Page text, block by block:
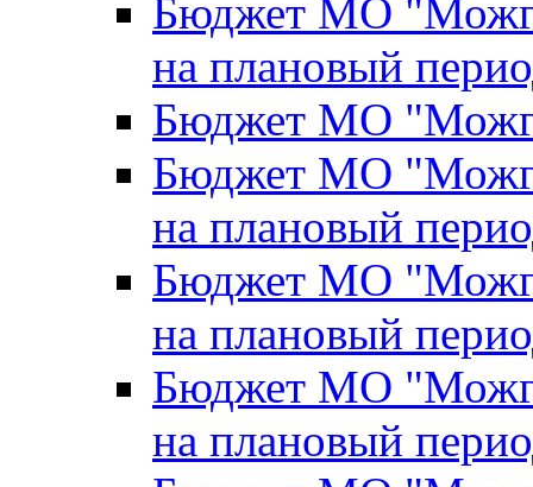
Бюджет МО
на плановый
Бюджет МО
Бюджет МО
на плановый
Бюджет МО
на плановый
Бюджет МО
на плановый